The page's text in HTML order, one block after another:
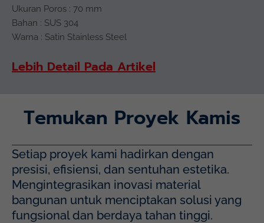
Ukuran Poros : 70 mm
Bahan : SUS 304
Warna : Satin Stainless Steel
Lebih Detail Pada Artikel
Temukan Proyek Kamis
Setiap proyek kami hadirkan dengan
presisi, efisiensi, dan sentuhan estetika.
Mengintegrasikan inovasi material
bangunan untuk menciptakan solusi yang
fungsional dan berdaya tahan tinggi.